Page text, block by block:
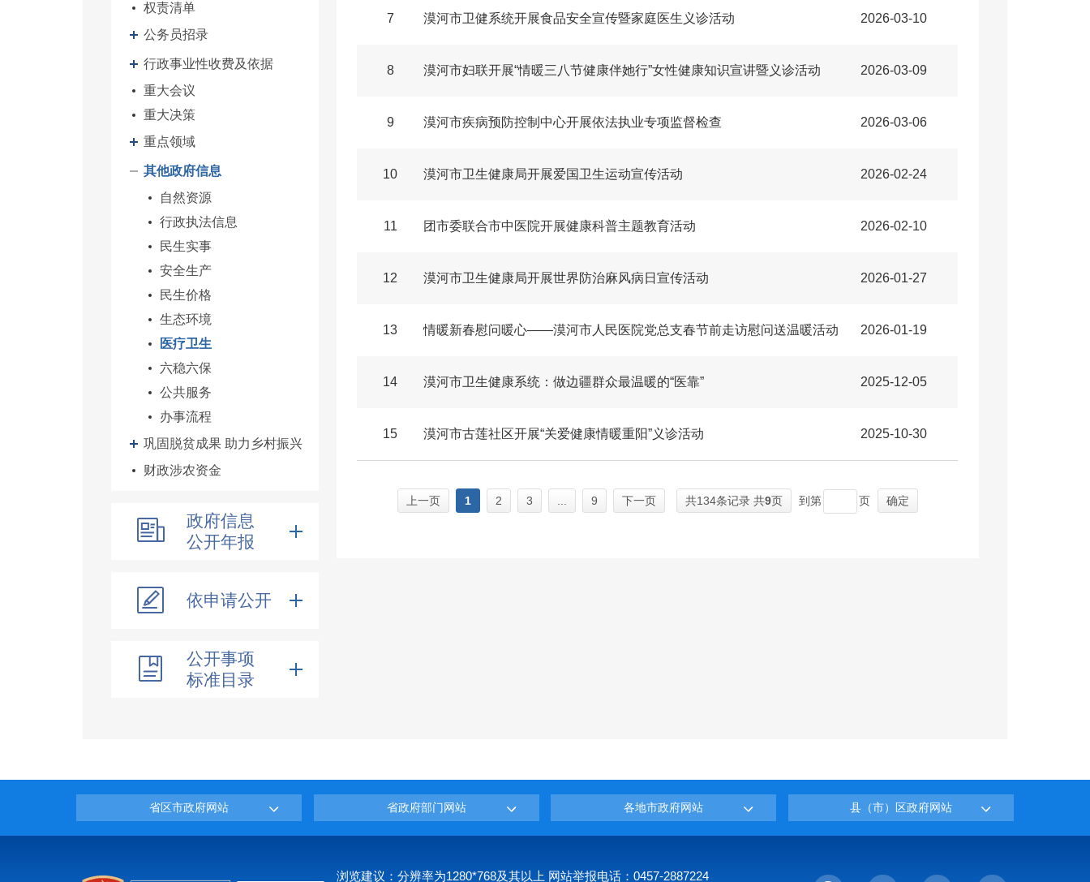
权责清单
公务员招录
行政事业性收费及依据
重大会议
重大决策
重点领域
其他政府信息
自然资源
行政执法信息
民生实事
安全生产
民生价格
生态环境
医疗卫生
六稳六保
公共服务
办事流程
巩固脱贫成果 助力乡村振兴
财政涉农资金
政府信息
公开年报
依申请公开
公开事项
标准目录
7 漠河市卫健系统开展食品安全宣传暨家庭医生义诊活动 2026-03-10
8 漠河市妇联开展“情暖三八节健康伴她行”女性健康知识宣讲暨义诊活动 2026-03-09
9 漠河市疾病预防控制中心开展依法执业专项监督检查 2026-03-06
10 漠河市卫生健康局开展爱国卫生运动宣传活动 2026-02-24
11 团市委联合市中医院开展健康科普主题教育活动 2026-02-10
12 漠河市卫生健康局开展世界防治麻风病日宣传活动 2026-01-27
13 情暖新春慰问暖心——漠河市人民医院党总支春节前走访慰问送温暖活动 2026-01-19
14 漠河市卫生健康系统：做边疆群众最温暖的“医靠” 2025-12-05
15 漠河市古莲社区开展“关爱健康情暖重阳”义诊活动 2025-10-30
上一页 1 2 3 9 下一页 共134条记录 共9页 到第 页 确定
省区市政府网站 省政府部门网站 各地市政府网站 县（市）区政府网站
浏览建议：分辨率为1280*768及其以上 网站举报电话：0457-2887224